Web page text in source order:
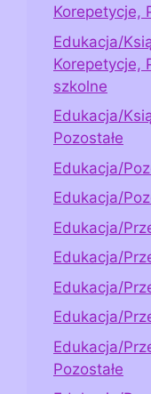
Korepetycje,
Edukacja/
Korepetycje,
szkolne
Edukacja/
Pozostałe
Edukacja/
Edukacja/
Edukacja/
Edukacja/
Edukacja/
Edukacja/
Edukacja/
Pozostałe